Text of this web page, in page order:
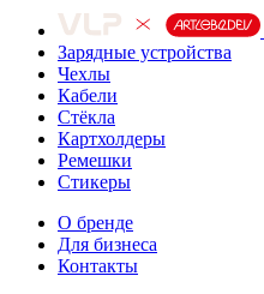
Зарядные устройства
Чехлы
Кабели
Cтёкла
Картхолдеры
Ремешки
Стикеры
О бренде
Для бизнеса
Контакты